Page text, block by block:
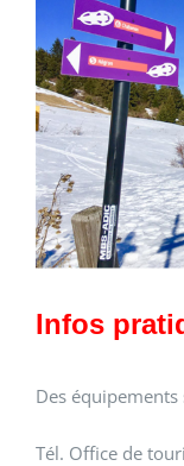
Infos
Des
Tél. Office de